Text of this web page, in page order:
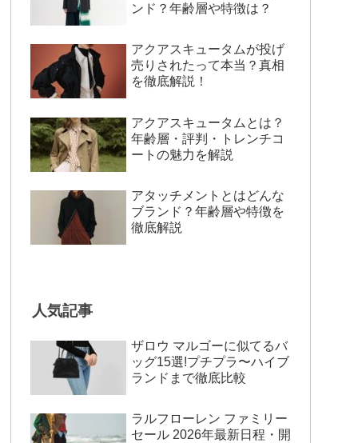
ンド？年齢層や特徴は？
アクアスキュータムが投げ
売りされたって本当？真相
を徹底解説！
アクアスキュータムとは？
年齢層・評判・トレンチコ
ートの魅力を解説
アタッチメントとはどんな
ブランド？年齢層や特徴を
徹底解説
人気記事
ザロウ マルゴーに似てるバ
ッグ15選!プチプラ〜ハイブ
ランドまで徹底比較
ラルフローレン ファミリー
セール 2026年最新日程・開